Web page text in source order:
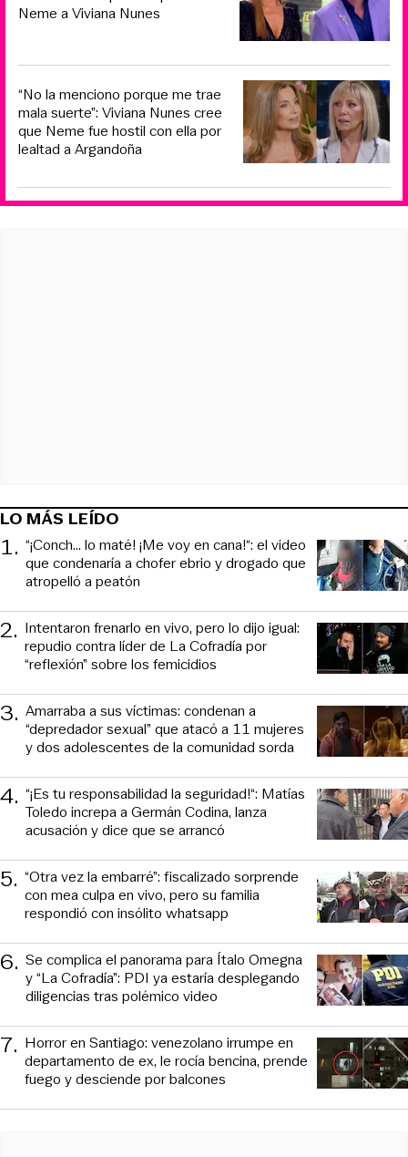
Neme a Viviana Nunes
“No la menciono porque me trae
mala suerte”: Viviana Nunes cree
que Neme fue hostil con ella por
lealtad a Argandoña
LO MÁS LEÍDO
1. “¡Conch... lo maté! ¡Me voy en cana!“: el video
que condenaría a chofer ebrio y drogado que
atropelló a peatón
2. Intentaron frenarlo en vivo, pero lo dijo igual:
repudio contra líder de La Cofradía por
“reflexión” sobre los femicidios
3. Amarraba a sus víctimas: condenan a
“depredador sexual” que atacó a 11 mujeres
y dos adolescentes de la comunidad sorda
4. “¡Es tu responsabilidad la seguridad!“: Matías
Toledo increpa a Germán Codina, lanza
acusación y dice que se arrancó
5. “Otra vez la embarré”: fiscalizado sorprende
con mea culpa en vivo, pero su familia
respondió con insólito whatsapp
6. Se complica el panorama para Ítalo Omegna
y “La Cofradía”: PDI ya estaría desplegando
diligencias tras polémico video
7. Horror en Santiago: venezolano irrumpe en
departamento de ex, le rocía bencina, prende
fuego y desciende por balcones